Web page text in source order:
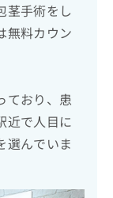
茎手術をし
無料カウン
ており、患
近で人目に
選んでいま